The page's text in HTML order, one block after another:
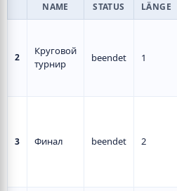
NAME STATUS LÄNGE
2
Круговой
турнир
beendet 1
3 Финал beendet 2